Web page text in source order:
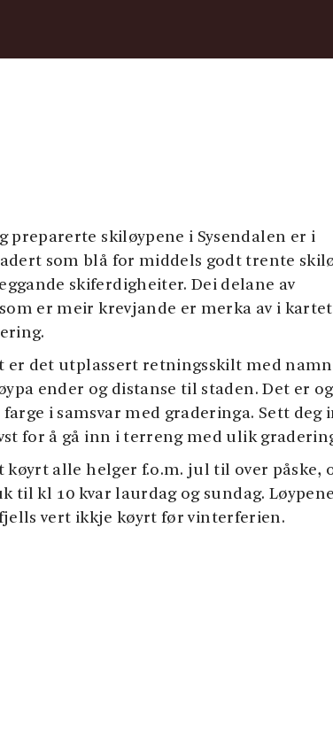
preparerte skiløypene i Sysendalen er i
som blå for middels godt trente
skiferdigheiter. Dei delane av
er meir krevjande er merka av i
er det utplassert retningsskilt med
ender og distanse til staden. Det er og
i samsvar med graderinga. Sett deg
for å gå inn i terreng med ulik
køyrt alle helger f.o.m. jul til over påske,
til kl 10 kvar laurdag og sundag.
vert ikkje køyrt før vinterferien.
er markert med gult i kartet. I tillegg
er også andre stiar i område teke